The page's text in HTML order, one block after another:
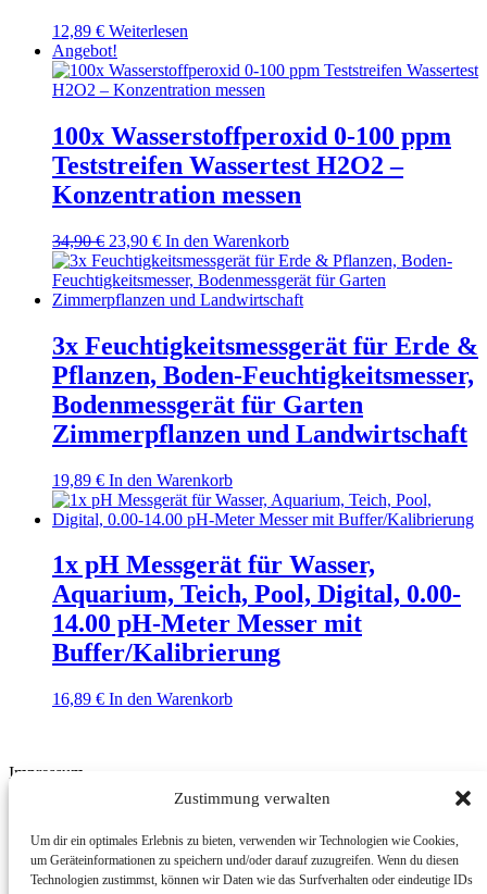
Zustimmung verwalten
Um dir ein optimales Erlebnis zu bieten, verwenden wir Technologien wie Cookies,
um Geräteinformationen zu speichern und/oder darauf zuzugreifen. Wenn du diesen
Technologien zustimmst, können wir Daten wie das Surfverhalten oder eindeutige IDs
12,89 € Weiterlesen
Angebot!
100x Wasserstoffperoxid 0-100 ppm
Teststreifen Wassertest H2O2 –
Konzentration messen
34,90€ Ursprünglicher
Preis
war:
34,90 €
23,90 €Aktueller
Preis
ist:
23,90 €.
In den Warenkorb
3x Feuchtigkeitsmessgerät für Erde &
Pflanzen, Boden-Feuchtigkeitsmesser,
Bodenmessgerät für Garten
Zimmerpflanzen und Landwirtschaft
19,89 € In den Warenkorb
1x pH Messgerät für Wasser,
Aquarium, Teich, Pool, Digital, 0.00-
14.00 pH-Meter Messer mit
Buffer/Kalibrierung
16,89 € In den Warenkorb
Impressum
BMUT UG (haftungsbeschränkt) | An der Kolonnade 11 | 10117
E-Mail: info@bmut.de